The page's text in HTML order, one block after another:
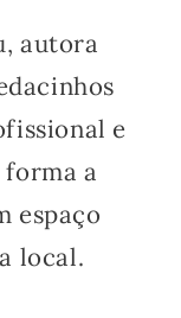
autora
e
a
espaço
local.